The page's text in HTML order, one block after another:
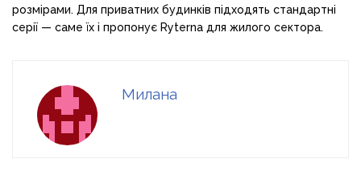
розмірами. Для приватних будинків підходять стандартні
серії — саме їх і пропонує Ryterna для жилого сектора.
Милана